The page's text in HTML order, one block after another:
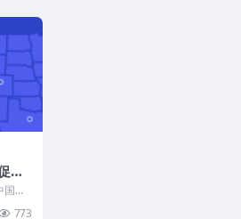
销
元/
农
773